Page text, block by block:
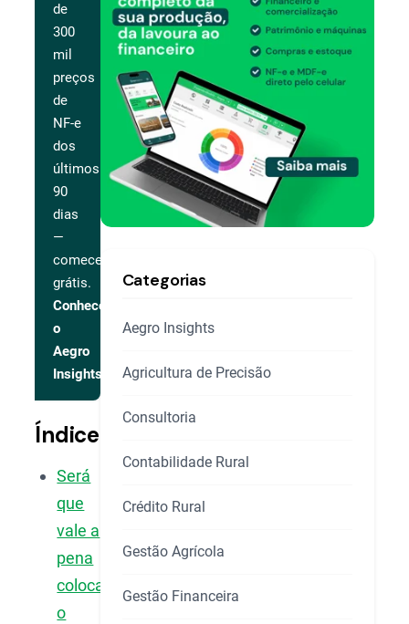
de
300
mil
preços
de
NF-e
dos
últimos
90
dias
—
comece
grátis.
Conhecer
o
Aegro
Insights
Índice
Será
que
vale a
pena
colocar
o
Categorias
Aegro Insights
Agricultura de Precisão
Consultoria
Contabilidade Rural
Crédito Rural
Gestão Agrícola
Gestão Financeira